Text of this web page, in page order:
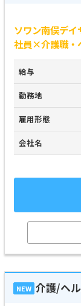
ソワン南俣デ
社員×介護職・
給与
勤務地
雇用形態
会社名
NEW 介護/ヘ